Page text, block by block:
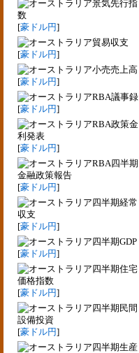
景気先行指
数
[豪ドル円]
貿易収支
[豪ドル円]
小売売上高
[豪ドル円]
RBA議事録
[豪ドル円]
RBA政策金
利発表
[豪ドル円]
RBA四半期
金融政策報告
[豪ドル円]
四半期経常
収支
[豪ドル円]
四半期GDP
[豪ドル円]
四半期住宅
価格指数
[豪ドル円]
四半期民間
設備投資
[豪ドル円]
四半期生産